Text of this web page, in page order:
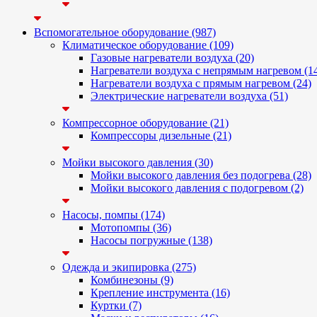
Вспомогательное оборудование (987)
Климатическое оборудование (109)
Газовые нагреватели воздуха (20)
Нагреватели воздуха с непрямым нагревом
Нагреватели воздуха с прямым нагревом (24)
Электрические нагреватели воздуха (51)
Компрессорное оборудование (21)
Компрессоры дизельные (21)
Мойки высокого давления (30)
Мойки высокого давления без подогрева (28)
Мойки высокого давления с подогревом (2)
Насосы, помпы (174)
Мотопомпы (36)
Насосы погружные (138)
Одежда и экипировка (275)
Комбинезоны (9)
Крепление инструмента (16)
Куртки (7)